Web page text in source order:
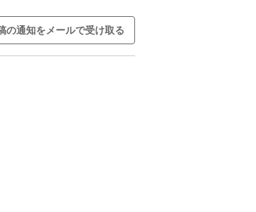
の通知をメールで受け取る